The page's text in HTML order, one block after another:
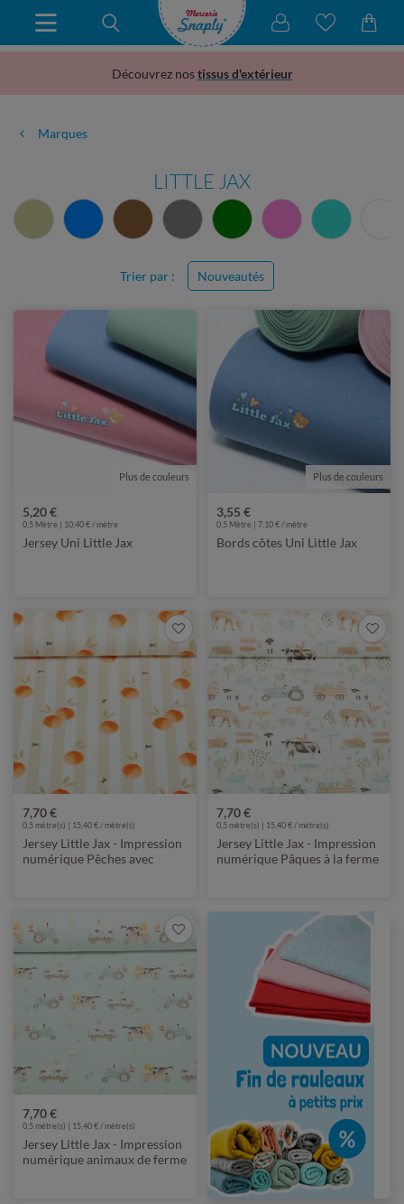
Découvrez nostissus d'extérieur
Marques
LITTLE JAX
Trier par : Nouveautés
Plus de couleurs
5,20 €
0,5 Mètre | 10,40 € / mètre
Jersey Uni Little Jax
Plus de couleurs
3,55 €
0,5 Mètre | 7,10 € / mètre
Bords côtes Uni Little Jax
7,70 €
0,5 mètre(s) | 15,40 € / mètre(s)
Jersey Little Jax - Impression
numérique Pêches avec
7,70 €
0,5 mètre(s) | 15,40 € / mètre(s)
Jersey Little Jax - Impression
numérique Pâques à la ferme
7,70 €
0,5 mètre(s) | 15,40 € / mètre(s)
Jersey Little Jax - Impression
numérique animaux de ferme